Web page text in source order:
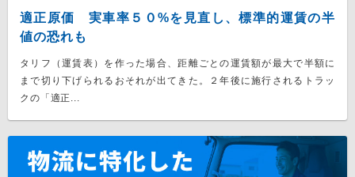
適正原価 実車率５０%を見直し、標準的運賃の半
値の恐れも
タリフ（運賃表）を作った場合、距離ごとの運賃額が最大で半額に
まで切り下げられるおそれが出てきた。２年後に施行されるトラッ
クの「適正...